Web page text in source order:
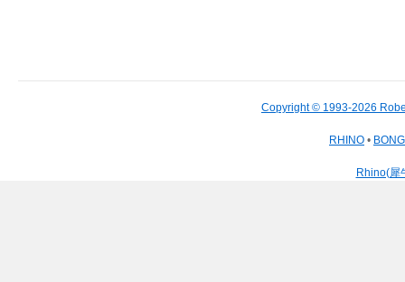
Copyright © 1993-2026
RHINO •
Rhino(犀